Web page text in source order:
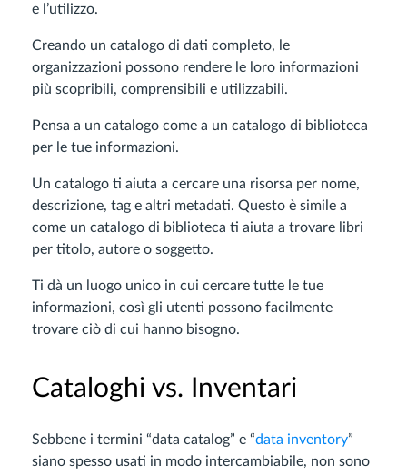
e l’utilizzo.
Creando un catalogo di dati completo, le
organizzazioni possono rendere le loro informazioni
più scopribili, comprensibili e utilizzabili.
Pensa a un catalogo come a un catalogo di biblioteca
per le tue informazioni.
Un catalogo ti aiuta a cercare una risorsa per nome,
descrizione, tag e altri metadati. Questo è simile a
come un catalogo di biblioteca ti aiuta a trovare libri
per titolo, autore o soggetto.
Ti dà un luogo unico in cui cercare tutte le tue
informazioni, così gli utenti possono facilmente
trovare ciò di cui hanno bisogno.
Cataloghi vs. Inventari
Sebbene i termini “data catalog” e “data inventory”
siano spesso usati in modo intercambiabile, non sono